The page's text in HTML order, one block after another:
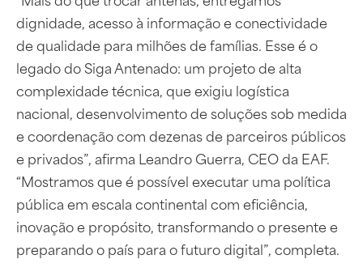
dignidade, acesso à informação e conectividade
de qualidade para milhões de famílias. Esse é o
legado do Siga Antenado: um projeto de alta
complexidade técnica, que exigiu logística
nacional, desenvolvimento de soluções sob medida
e coordenação com dezenas de parceiros públicos
e privados”, afirma Leandro Guerra, CEO da EAF.
“Mostramos que é possível executar uma política
pública em escala continental com eficiência,
inovação e propósito, transformando o presente e
preparando o país para o futuro digital”, completa.